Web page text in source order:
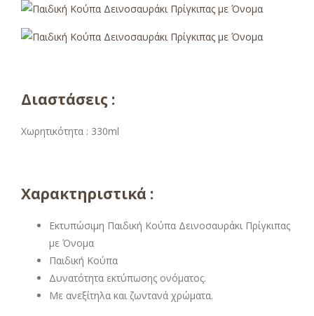
Διαστάσεις :
Χωρητικότητα : 330ml
Χαρακτηριστικά :
Εκτυπώσιμη Παιδική Κούπα Δεινοσαυράκι Πρίγκιπας
με Όνομα
Παιδική Κούπα
Δυνατότητα εκτύπωσης ονόματος.
Με ανεξίτηλα και ζωντανά χρώματα.